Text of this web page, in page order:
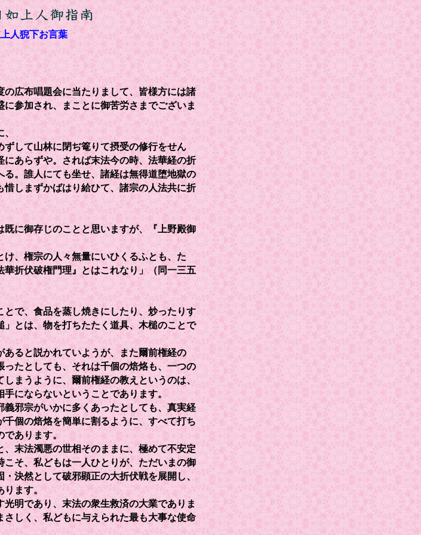
人猊下お言葉
広布唱題会に当たりまして、皆様方には諸
参加され、まことに御苦労さまでございま
、
して山林に閉ぢ篭りて摂受の修行をせん
あらずや。されば末法今の時、法華経の折
。誰人にても坐せ、諸経は無得道堕地獄の
しまずかばはり給ひて、諸宗の人法共に折
に御存じのことと思いますが、『上野殿御
、権宗の人々無量にいひくるふとも、たゞ
折伏破権門理』とはこれなり」（同一三五
で、食品を蒸し焼きにしたり、炒ったりす
とは、物を打ちたたく道具、木槌のことで
ると説かれていようが、また爾前権経の
たとしても、それは千個の焙烙も、一つの
まうように、爾前権経の教えというのは、
にならないということであります。
邪宗がいかに多くあったとしても、真実経
個の焙烙を簡単に割るように、すべて打ち
であります。
末法濁悪の世相そのままに、極めて不安定
そ、私どもは一人ひとりが、ただいまの御
決然として破邪顕正の大折伏戦を展開し、
ります。
明であり、末法の衆生救済の大業でありま
しく、私どもに与えられた最も大事な使命